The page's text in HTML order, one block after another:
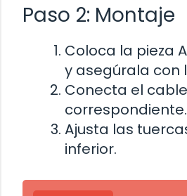
Paso 2: Montaje
Coloca la pieza
y asegúrala con
Conecta el
correspondiente.
Ajusta las
inferior.